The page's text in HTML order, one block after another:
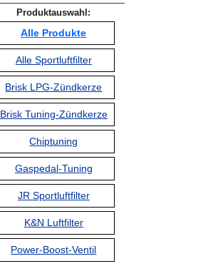
Produktauswahl:
Alle Produkte
Alle Sportluftfilter
Brisk LPG-Zündkerze
Brisk Tuning-Zündkerze
Chiptuning
Gaspedal-Tuning
JR Sportluftfilter
K&N Luftfilter
Power-Boost-Ventil